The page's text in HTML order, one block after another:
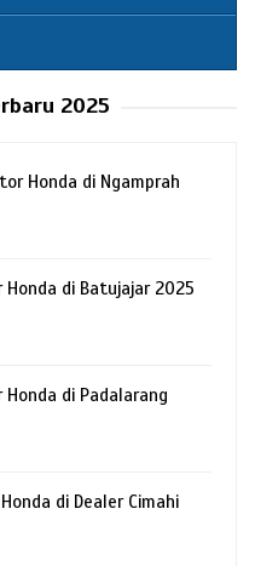
2025
Honda di Ngamprah
di Batujajar 2025
di Padalarang
di Dealer Cimahi